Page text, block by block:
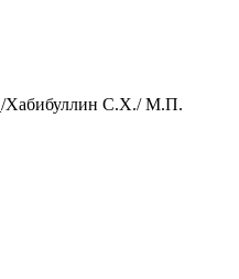
Хабибуллин С.Х./ М.П.